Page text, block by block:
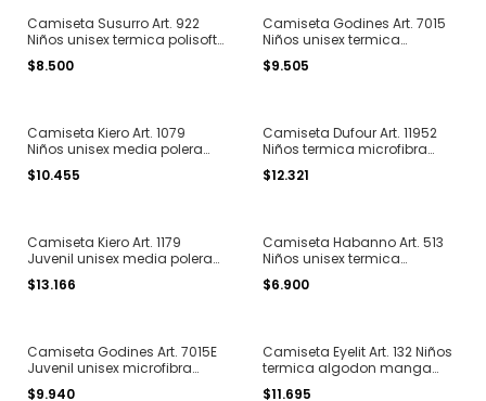
Camiseta Susurro Art. 922
Niños unisex termica polisoft
manga larga cuello redondo
T. 6 al 16
$8.500
Camiseta Godines Art. 7015
Niños unisex termica
microfibra manga larga
cuello redondo T. 4 al 14
$9.505
Camiseta Kiero Art. 1079
Niños unisex media polera
termica polisoft manga
larga T. 4 al 8
$10.455
Camiseta Dufour Art. 11952
Niños termica microfibra
manga larga cuello redondo
T. 8 al 14
$12.321
Camiseta Kiero Art. 1179
Juvenil unisex media polera
termica polisoft manga
larga T. 10 al 14
$13.166
Camiseta Habanno Art. 513
Niños unisex termica
algodon manga larga
cuello redondo T. 2 al 14
$6.900
Camiseta Godines Art. 7015E
Juvenil unisex microfibra
manga larga cuello redondo
$9.940
Camiseta Eyelit Art. 132 Niños
termica algodon manga
larga cuello redondo T. 6 al
$11.695